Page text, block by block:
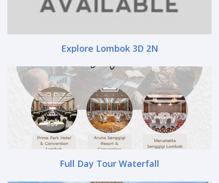
Explore Lombok 3D 2N
Full Day Tour Waterfall